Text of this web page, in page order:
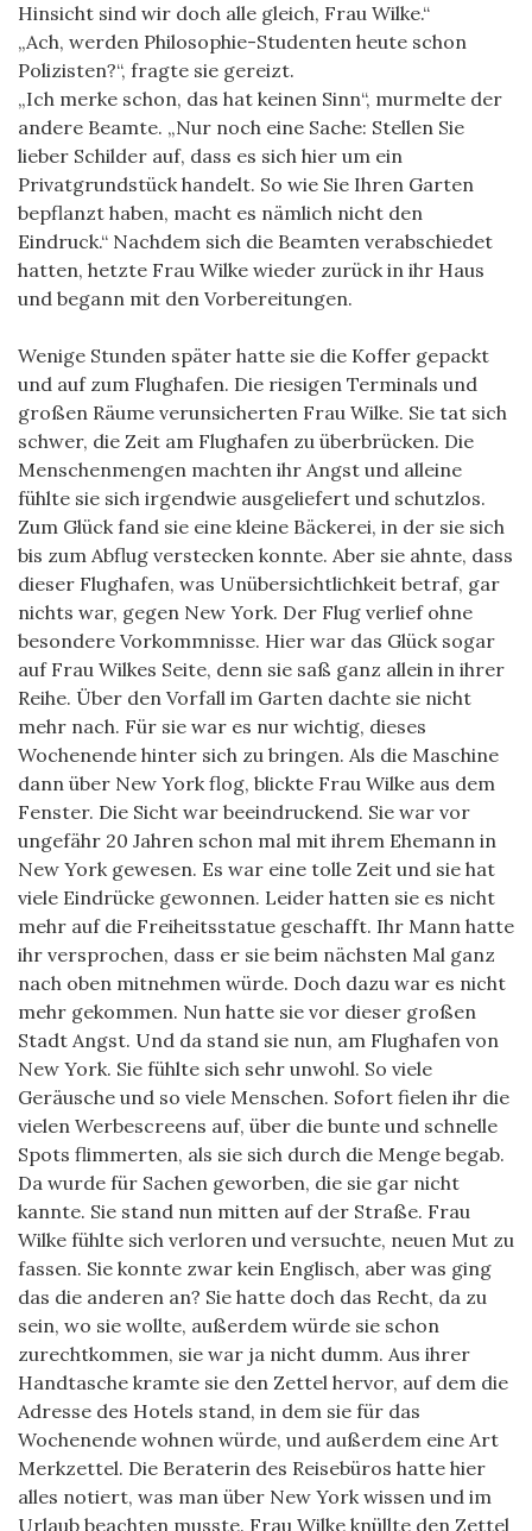
Hinsicht sind wir doch alle gleich, Frau Wilke.“
„Ach, werden Philosophie-Studenten heute schon
Polizisten?“, fragte sie gereizt.
„Ich merke schon, das hat keinen Sinn“, murmelte der
andere Beamte. „Nur noch eine Sache: Stellen Sie
lieber Schilder auf, dass es sich hier um ein
Privatgrundstück handelt. So wie Sie Ihren Garten
bepflanzt haben, macht es nämlich nicht den
Eindruck.“ Nachdem sich die Beamten verabschiedet
hatten, hetzte Frau Wilke wieder zurück in ihr Haus
und begann mit den Vorbereitungen.
Wenige Stunden später hatte sie die Koffer gepackt
und auf zum Flughafen. Die riesigen Terminals und
großen Räume verunsicherten Frau Wilke. Sie tat sich
schwer, die Zeit am Flughafen zu überbrücken. Die
Menschenmengen machten ihr Angst und alleine
fühlte sie sich irgendwie ausgeliefert und schutzlos.
Zum Glück fand sie eine kleine Bäckerei, in der sie sich
bis zum Abflug verstecken konnte. Aber sie ahnte, dass
dieser Flughafen, was Unübersichtlichkeit betraf, gar
nichts war, gegen New York. Der Flug verlief ohne
besondere Vorkommnisse. Hier war das Glück sogar
auf Frau Wilkes Seite, denn sie saß ganz allein in ihrer
Reihe. Über den Vorfall im Garten dachte sie nicht
mehr nach. Für sie war es nur wichtig, dieses
Wochenende hinter sich zu bringen. Als die Maschine
dann über New York flog, blickte Frau Wilke aus dem
Fenster. Die Sicht war beeindruckend. Sie war vor
ungefähr 20 Jahren schon mal mit ihrem Ehemann in
New York gewesen. Es war eine tolle Zeit und sie hat
viele Eindrücke gewonnen. Leider hatten sie es nicht
mehr auf die Freiheitsstatue geschafft. Ihr Mann hatte
ihr versprochen, dass er sie beim nächsten Mal ganz
nach oben mitnehmen würde. Doch dazu war es nicht
mehr gekommen. Nun hatte sie vor dieser großen
Stadt Angst. Und da stand sie nun, am Flughafen von
New York. Sie fühlte sich sehr unwohl. So viele
Geräusche und so viele Menschen. Sofort fielen ihr die
vielen Werbescreens auf, über die bunte und schnelle
Spots flimmerten, als sie sich durch die Menge begab.
Da wurde für Sachen geworben, die sie gar nicht
kannte. Sie stand nun mitten auf der Straße. Frau
Wilke fühlte sich verloren und versuchte, neuen Mut zu
fassen. Sie konnte zwar kein Englisch, aber was ging
das die anderen an? Sie hatte doch das Recht, da zu
sein, wo sie wollte, außerdem würde sie schon
zurechtkommen, sie war ja nicht dumm. Aus ihrer
Handtasche kramte sie den Zettel hervor, auf dem die
Adresse des Hotels stand, in dem sie für das
Wochenende wohnen würde, und außerdem eine Art
Merkzettel. Die Beraterin des Reisebüros hatte hier
alles notiert, was man über New York wissen und im
Urlaub beachten musste. Frau Wilke knüllte den Zettel